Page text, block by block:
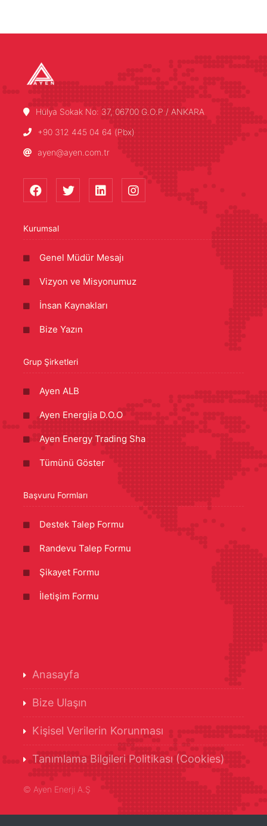
Hülya Sokak No: 37, 06700 G.O.P / ANKARA
+90 312 445 04 64 (Pbx)
ayen@ayen.com.tr
Kurumsal
Genel Müdür Mesajı
Vizyon ve Misyonumuz
İnsan Kaynakları
Bize Yazın
Grup Şirketleri
Ayen ALB
Ayen Energija D.O.O
Ayen Energy Trading Sha
Tümünü Göster
Başvuru Formları
Destek Talep Formu
Randevu Talep Formu
Şikayet Formu
İletişim Formu
Anasayfa
Bize Ulaşın
Kişisel Verilerin Korunması
Tanımlama Bilgileri Politikası (Cookies)
© Ayen Enerji A.Ş